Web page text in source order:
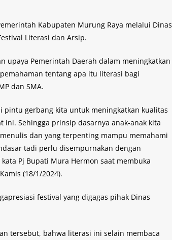
Kabupaten Murung Raya melalui Dinas
Literasi dan Arsip.
upaya Pemerintah Daerah dalam meningkatkan
tentang apa itu literasi bagi
dan SMA.
gerbang kita untuk meningkatkan kualitas
ini. Sehingga prinsip dasarnya anak-anak kita
dan yang terpenting mampu memahami
tadi perlu disempurnakan dengan
Pj Bupati Mura Hermon saat membuka
(18/1/2024).
festival yang digagas pihak Dinas
tersebut, bahwa literasi ini selain membaca